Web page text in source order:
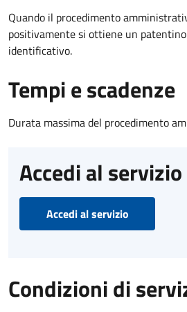
Quando il procedimento
positivamente si ottiene un
identificativo.
Tempi e scadenze
Durata massima del procedimento
Accedi al servizio
Accedi al servizio
Condizioni di